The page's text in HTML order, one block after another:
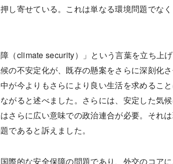
し寄せている。これは単なる環境問題でな
障（climate security）」という言葉を立ち上
の不安定化が、既存の懸案をさらに深刻化
が今よりもさらにより良い生活を求めるこ
がると述べました。さらには、安定した気
さらに広い意味での政治連合が必要。それ
であると訴えました。
国際的な安全保障の問題であり、外交のコア